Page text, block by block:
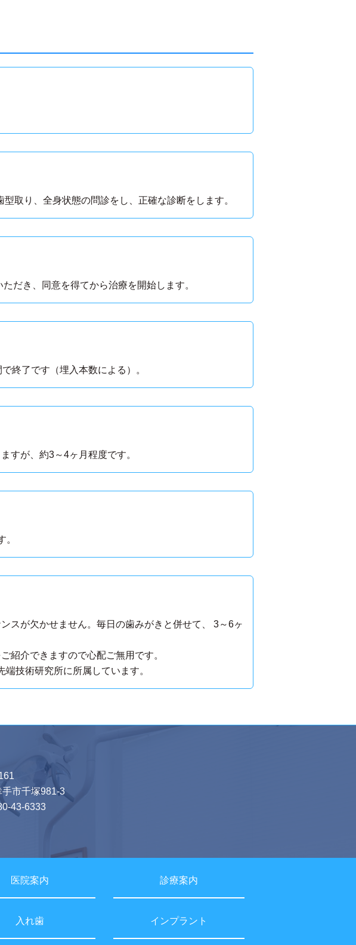
取り、全身状態の問診をし、正確な診断をします。
だき、同意を得てから治療を開始します。
終了です（埋入本数による）。
すが、約3～4ヶ月程度です。
スが欠かせません。毎日の歯みがきと併せて、 3～6ヶ
紹介できますので心配ご無用です。
技術研究所に所属しています。
手市千塚981-3
43-6333
医院案内 診療案内
入れ歯 インプラント